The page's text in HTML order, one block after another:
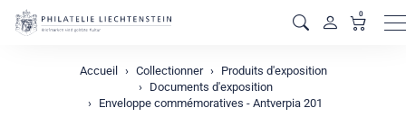
0
Accueil Collectionner
Produits d'exposition
Documents d'exposition
Enveloppe commémoratives - Antverpia 201